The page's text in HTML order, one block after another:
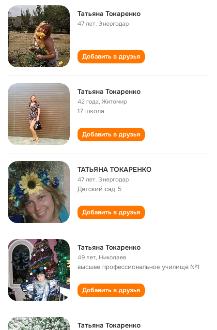
Татьяна Токаренко
47 лет, Энергодар
Добавить в друзья
Татьяна Токаренко
42 года,Житомир
17 школа
Добавить в друзья
ТАТЬЯНА ТОКАРЕНКО
47 лет, Энергодар
Детский сад 5
Добавить в друзья
Татьяна Токаренко
49 лет, Николаев
высшее профессиональное училище №1
Добавить в друзья
Татьяна Токаренко